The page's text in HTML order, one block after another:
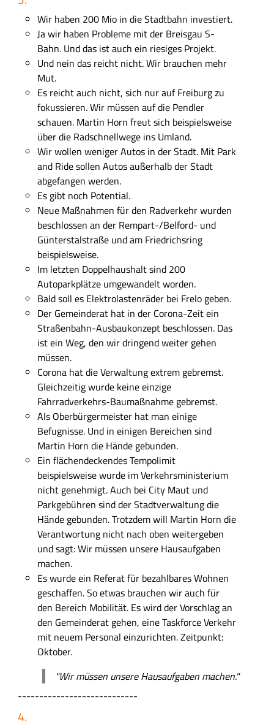
Wir haben 200 Mio in die Stadtbahn investiert.
Ja wir haben Probleme mit der Breisgau S-
Bahn. Und das ist auch ein riesiges Projekt.
Und nein das reicht nicht. Wir brauchen mehr
Mut.
Es reicht auch nicht, sich nur auf Freiburg zu
fokussieren. Wir müssen auf die Pendler
schauen. Martin Horn freut sich beispielsweise
über die Radschnellwege ins Umland.
Wir wollen weniger Autos in der Stadt. Mit Park
and Ride sollen Autos außerhalb der Stadt
abgefangen werden.
Es gibt noch Potential.
Neue Maßnahmen für den Radverkehr wurden
beschlossen an der Rempart-/Belford- und
Günterstalstraße und am Friedrichsring
beispielsweise.
Im letzten Doppelhaushalt sind 200
Autoparkplätze umgewandelt worden.
Bald soll es Elektrolastenräder bei Frelo geben.
Der Gemeinderat hat in der Corona-Zeit ein
Straßenbahn-Ausbaukonzept beschlossen. Das
ist ein Weg, den wir dringend weiter gehen
müssen.
Corona hat die Verwaltung extrem gebremst.
Gleichzeitig wurde keine einzige
Fahrradverkehrs-Baumaßnahme gebremst.
Als Oberbürgermeister hat man einige
Befugnisse. Und in einigen Bereichen sind
Martin Horn die Hände gebunden.
Ein flächendeckendes Tempolimit
beispielsweise wurde im Verkehrsministerium
nicht genehmigt. Auch bei City Maut und
Parkgebühren sind der Stadtverwaltung die
Hände gebunden. Trotzdem will Martin Horn die
Verantwortung nicht nach oben weitergeben
und sagt: Wir müssen unsere Hausaufgaben
machen.
Es wurde ein Referat für bezahlbares Wohnen
geschaffen. So etwas brauchen wir auch für
den Bereich Mobilität. Es wird der Vorschlag an
den Gemeinderat gehen, eine Taskforce Verkehr
mit neuem Personal einzurichten. Zeitpunkt:
Oktober.
"Wir müssen unsere Hausaufgaben machen."
----------------------------
4.